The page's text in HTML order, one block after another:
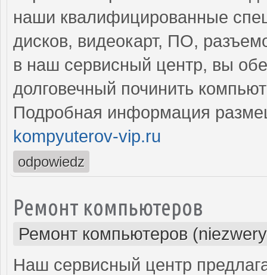
наши квалифицированные
дисков, видеокарт, ПО,
в наш сервисный центр, вы
долговечный починить
Подробная информация
kompyuterov-vip.ru
odpowiedz
Ремонт компьютеров
Ремонт компьютеров
Наш сервисный центр